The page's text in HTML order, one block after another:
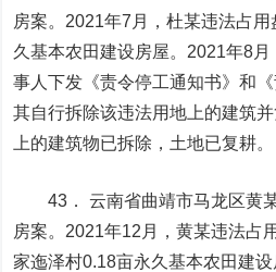
房案。2021年7月，杜某违法占
久基本农田建设房屋。2021年8
事人下发《责令停工通知书》和
其自行拆除该违法用地上的建筑
上的建筑物已拆除，土地已复耕。
43． 云南省曲靖市马龙区黄
房案。2021年12月，黄某违法占
家迤泽村0.18亩永久基本农田建